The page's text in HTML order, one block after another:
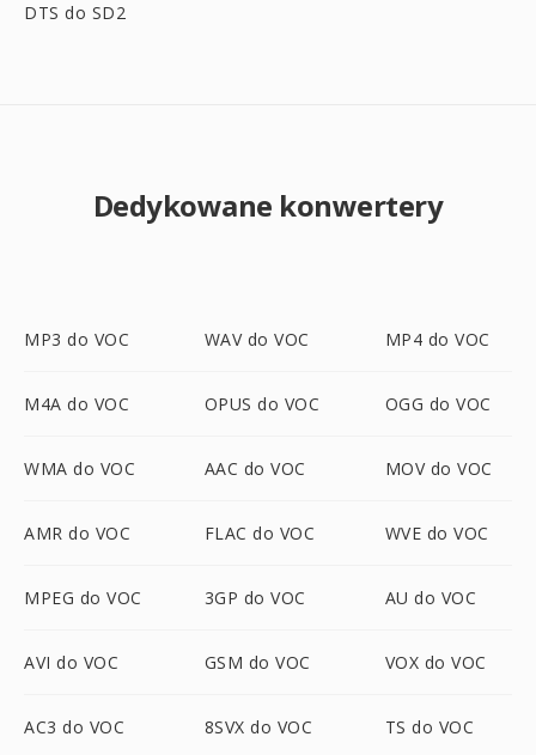
DTS do SD2
Dedykowane konwertery
MP3 do VOC WAV do VOC MP4 do VOC
M4A do VOC OPUS do VOC OGG do VOC
WMA do VOC AAC do VOC MOV do VOC
AMR do VOC FLAC do VOC WVE do VOC
MPEG do VOC 3GP do VOC AU do VOC
AVI do VOC GSM do VOC VOX do VOC
AC3 do VOC 8SVX do VOC TS do VOC